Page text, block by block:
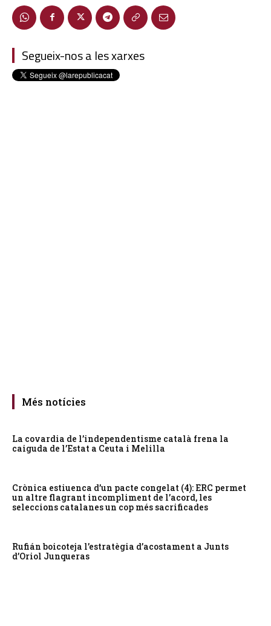
Segueix-nos a les xarxes
Més notícies
La covardia de l’independentisme català frena la
caiguda de l’Estat a Ceuta i Melilla
Crònica estiuenca d’un pacte congelat (4): ERC permet
un altre flagrant incompliment de l’acord, les
seleccions catalanes un cop més sacrificades
Rufián boicoteja l’estratègia d’acostament a Junts
d’Oriol Junqueras